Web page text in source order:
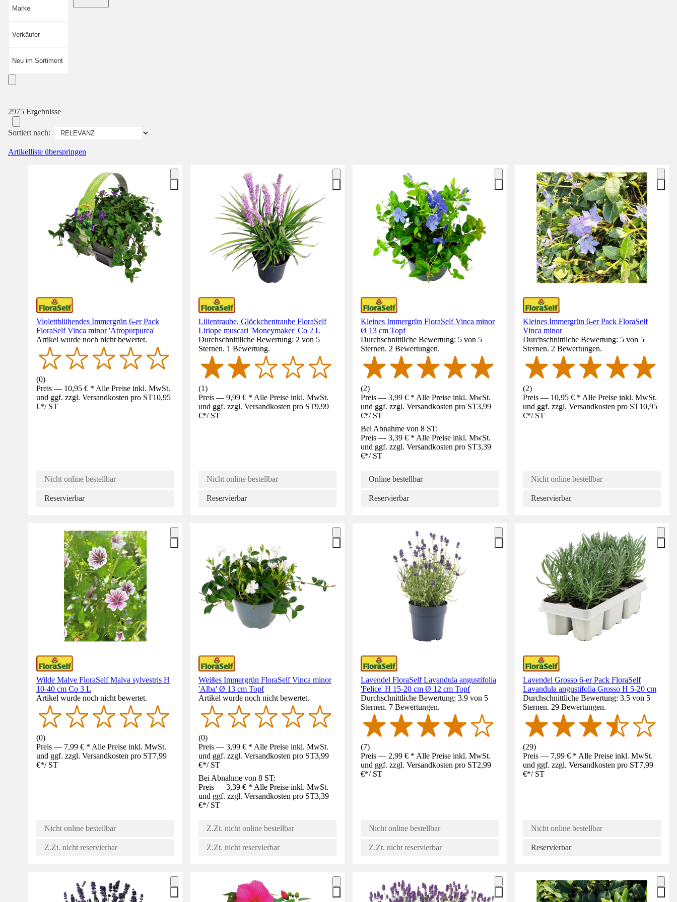
Marke
Verkäufer
Neu im Sortiment
2975 Ergebnisse
Sortiert nach:
Artikelliste überspringen
Violettblühendes Immergrün 6-er Pack
FloraSelf Vinca minor 'Atropurpurea'
Artikel wurde noch nicht bewertet.
(0)
Preis — 10,95 € * Alle Preise inkl. MwSt.
und ggf. zzgl. Versandkosten pro ST10,95
€*/ ST
Nicht online bestellbar
Reservierbar
Lilientraube, Glöckchentraube FloraSelf
Liriope muscari 'Moneymaker' Co 2 L
Durchschnittliche Bewertung: 2 von 5
Sternen. 1 Bewertung.
(1)
Preis — 9,99 € * Alle Preise inkl. MwSt.
und ggf. zzgl. Versandkosten pro ST9,99
€*/ ST
Nicht online bestellbar
Reservierbar
Kleines Immergrün FloraSelf Vinca minor
Ø 13 cm Topf
Durchschnittliche Bewertung: 5 von 5
Sternen. 2 Bewertungen.
(2)
Preis — 3,99 € * Alle Preise inkl. MwSt.
und ggf. zzgl. Versandkosten pro ST3,99
€*/ ST
Bei Abnahme von 8 ST:
Preis — 3,39 € * Alle Preise inkl. MwSt.
und ggf. zzgl. Versandkosten pro ST3,39
€*/ ST
Online bestellbar
Reservierbar
Kleines Immergrün 6-er Pack FloraSelf
Vinca minor
Durchschnittliche Bewertung: 5 von 5
Sternen. 2 Bewertungen.
(2)
Preis — 10,95 € * Alle Preise inkl. MwSt.
und ggf. zzgl. Versandkosten pro ST10,95
€*/ ST
Nicht online bestellbar
Reservierbar
Wilde Malve FloraSelf Malva sylvestris H
10-40 cm Co 3 L
Artikel wurde noch nicht bewertet.
(0)
Preis — 7,99 € * Alle Preise inkl. MwSt.
und ggf. zzgl. Versandkosten pro ST7,99
€*/ ST
Nicht online bestellbar
Z.Zt. nicht reservierbar
Weißes Immergrün FloraSelf Vinca minor
'Alba' Ø 13 cm Topf
Artikel wurde noch nicht bewertet.
(0)
Preis — 3,99 € * Alle Preise inkl. MwSt.
und ggf. zzgl. Versandkosten pro ST3,99
€*/ ST
Bei Abnahme von 8 ST:
Preis — 3,39 € * Alle Preise inkl. MwSt.
und ggf. zzgl. Versandkosten pro ST3,39
€*/ ST
Z.Zt. nicht online bestellbar
Z.Zt. nicht reservierbar
Lavendel FloraSelf Lavandula angustifolia
'Felice' H 15-20 cm Ø 12 cm Topf
Durchschnittliche Bewertung: 3.9 von 5
Sternen. 7 Bewertungen.
(7)
Preis — 2,99 € * Alle Preise inkl. MwSt.
und ggf. zzgl. Versandkosten pro ST2,99
€*/ ST
Nicht online bestellbar
Z.Zt. nicht reservierbar
Lavendel Grosso 6-er Pack FloraSelf
Lavandula angustifolia Grosso H 5-20 cm
Durchschnittliche Bewertung: 3.5 von 5
Sternen. 29 Bewertungen.
(29)
Preis — 7,99 € * Alle Preise inkl. MwSt.
und ggf. zzgl. Versandkosten pro ST7,99
€*/ ST
Nicht online bestellbar
Reservierbar